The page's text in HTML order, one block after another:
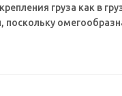
груза как в